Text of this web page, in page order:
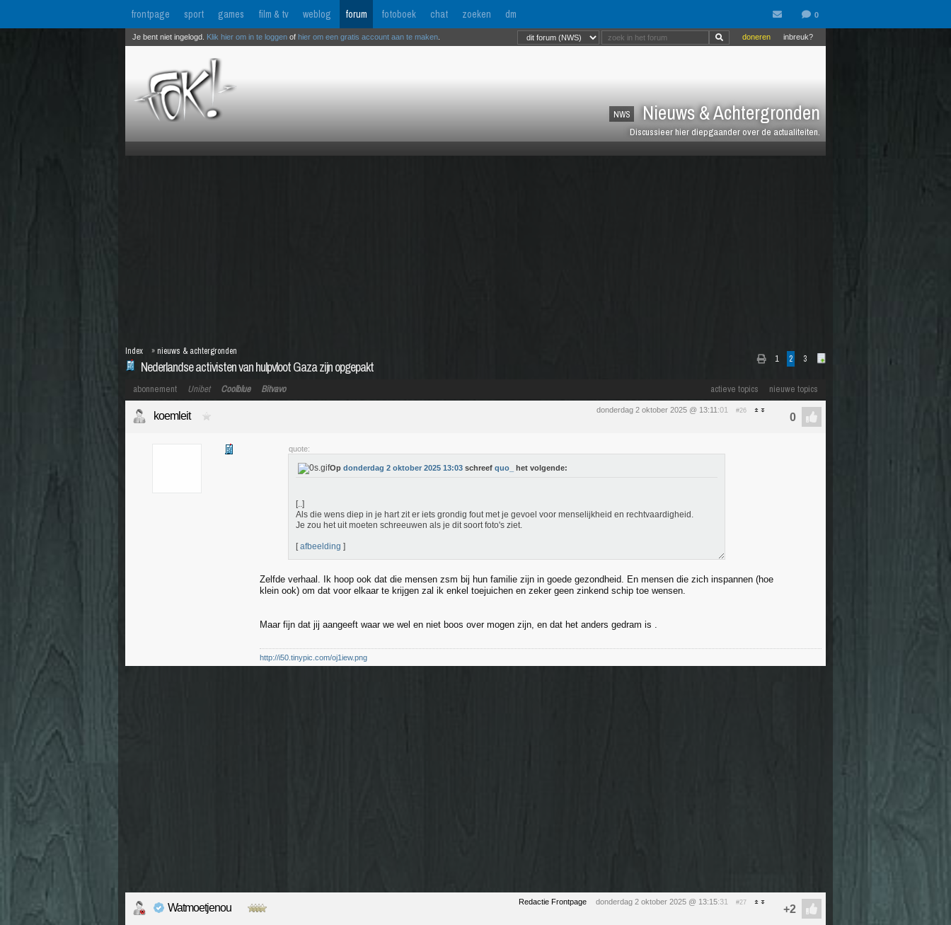
frontpage sport games film & tv weblog forum fotoboek chat zoeken dm
NWS Nieuws & Achtergronden
Discussieer hier diepgaander over de actualiteiten.
inbreuk?
doneren
Je bent niet ingelogd. Klik hier om in te loggen of hier om een gratis account aan te maken
1 2 3
Nederlandse activisten van hulpvloot Gaza zijn opgepakt
Index » nieuws & achtergronden
actieve topics nieuwe topics
abonnement Unibet Coolblue Bitvavo
donderdag 2 oktober 2025 @ 13:11 :01 #26
koemleit
quote:
Op donderdag 2 oktober 2025 13:03 schreef quo_ het volgende:
[..]
Als die wens diep in je hart zit er iets grondig fout met je gevoel voor menselijkheid en rechtvaardigheid.
Je zou het uit moeten schreeuwen als je dit soort foto's ziet.
[afbeelding ]
Zelfde verhaal. Ik hoop ook dat die mensen zsm bij hun familie zijn in goede gezondheid. En mensen die zich inspannen (hoe
klein ook) om dat voor elkaar te krijgen zal ik enkel toejuichen en zeker geen zinkend schip toe wensen.
Maar fijn dat jij aangeeft waar we wel en niet boos over mogen zijn, en dat het anders gedram is .
http://i50.tinypic.com/oj1iew.png
Redactie Frontpage donderdag 2 oktober 2025 @ 13:15:31 #27
Watmoetjenou